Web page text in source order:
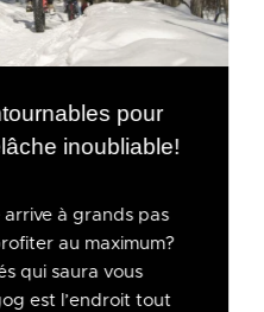
pour
inoubliable!
arrive à grands pas
au maximum?
qui saura vous
est l’endroit tout